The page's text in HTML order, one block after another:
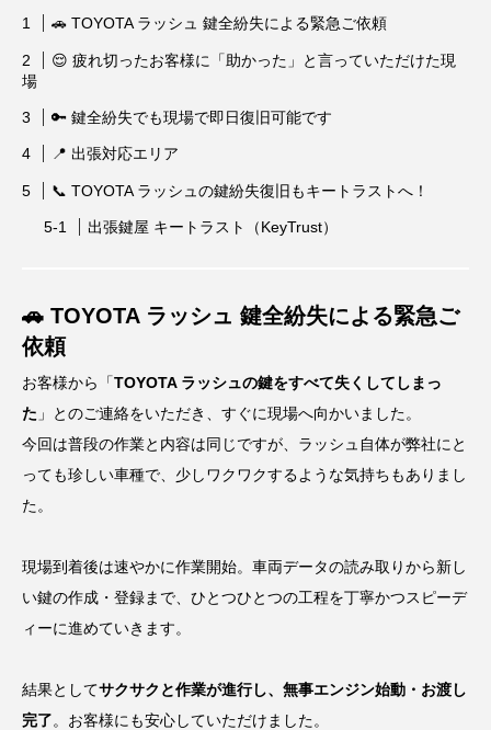
🚗 TOYOTA ラッシュ 鍵全紛失による緊急ご依頼
😌 疲れ切ったお客様に「助かった」と言っていただけた現
場
🔑 鍵全紛失でも現場で即日復旧可能です
📍 出張対応エリア
📞 TOYOTA ラッシュの鍵紛失復旧もキートラストへ！
出張鍵屋 キートラスト（KeyTrust）
🚗 TOYOTA ラッシュ 鍵全紛失による緊急ご
依頼
お客様から「TOYOTA ラッシュの鍵をすべて失くしてしまっ
た 」とのご連絡をいただき、すぐに現場へ向かいました。
今回は普段の作業と内容は同じですが、ラッシュ自体が弊社にと
っても珍しい車種で、少しワクワクするような気持ちもありまし
た。
現場到着後は速やかに作業開始。車両データの読み取りから新し
い鍵の作成・登録まで、ひとつひとつの工程を丁寧かつスピーデ
ィーに進めていきます。
結果としてサクサクと作業が進行し、無事エンジン始動・お渡し
完了。お客様にも安心していただけました。